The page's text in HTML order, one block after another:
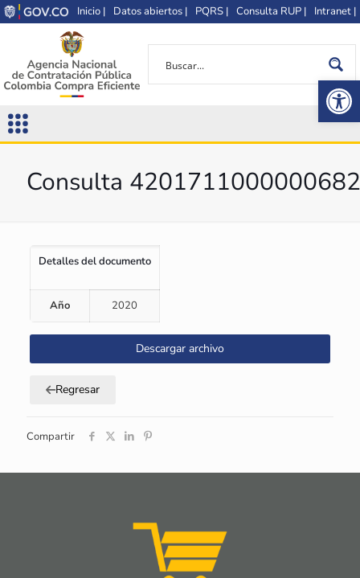
Inicio | Datos abiertos | PQRS | Consulta RUP | Intranet |
Consulta 4201711000000682
Detalles del documento
Año 2020
Descargar archivo
Regresar
Compartir